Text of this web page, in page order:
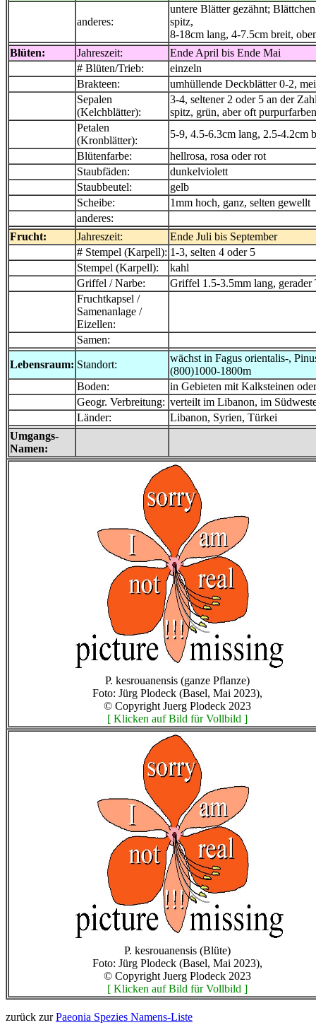
anderes:
untere Blätter gezähnt;
spitz,
8-18cm lang, 4-7.5cm breit,
Blüten:
Jahreszeit:
Ende April bis Ende Mai
# Blüten/Trieb:
einzeln
Brakteen:
umhüllende Deckblätter 0-2,
Sepalen
(Kelchblätter):
3-4, seltener 2 oder 5 an der
spitz, grün, aber oft
Petalen
(Kronblätter):
5-9, 4.5-6.3cm lang, 2.5-4.2cm
Blütenfarbe:
hellrosa, rosa oder rot
Staubfäden:
dunkelviolett
Staubbeutel:
gelb
Scheibe:
1mm hoch, ganz, selten gewellt
anderes:
Frucht:
Jahreszeit:
Ende Juli bis September
# Stempel (Karpell): 1-3, selten 4 oder 5
Stempel (Karpell):
kahl
Griffel / Narbe:
Griffel 1.5-3.5mm lang,
Fruchtkapsel /
Samenanlage /
Eizellen:
Samen:
Lebensraum: Standort:
wächst in Fagus orientalis-,
(800)1000-1800m
Boden:
in Gebieten mit Kalksteinen
Geogr. Verbreitung: verteilt im Libanon, im
Länder:
Libanon, Syrien, Türkei
Umgangs-
Namen:
P. kesrouanensis (ganze Pflanze)
Foto: Jürg Plodeck (Basel, Mai 2023),
© Copyright Juerg Plodeck 2023
[ Klicken auf Bild für Vollbild ]
P. kesrouanensis (Blüte)
Foto: Jürg Plodeck (Basel, Mai 2023),
© Copyright Juerg Plodeck 2023
[ Klicken auf Bild für Vollbild ]
zurück zurPaeonia Spezies Namens-Liste